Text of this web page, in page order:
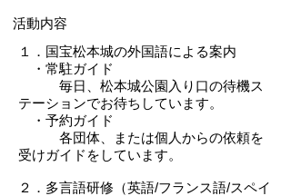
活動内容
１．国宝松本城の外国語による案内
・常駐ガイド
毎日、松本城公園入り口の待機ス
テーションでお待ちしています。
・予約ガイド
各団体、または個人からの依頼を
受けガイドをしています。
２．多言語研修（英語/フランス語/スペイ